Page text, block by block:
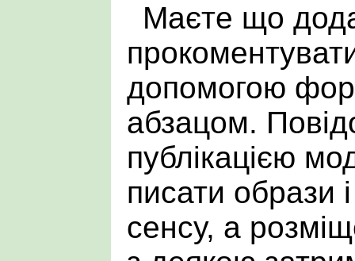
Маєте що
допомогою
абзацом.
публікацією
писати образи
сенсу, а